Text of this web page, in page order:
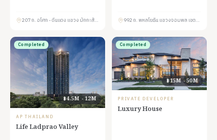
207 ถ. อโศก - ดินแดง เเขวง มักกะสัน เขตราชเทวี กรุงเทพมหานคร 10400 992 ถ. พหลโยธิน แขวงจอมพล เขตจตุจักร กรุงเทพมหานคร 10900
Completed
฿4.5M - 12M
AP THAILAND
Life Ladprao Valley
Completed
฿15M - 50M
PRIVATE DEVELOPER
Luxury House